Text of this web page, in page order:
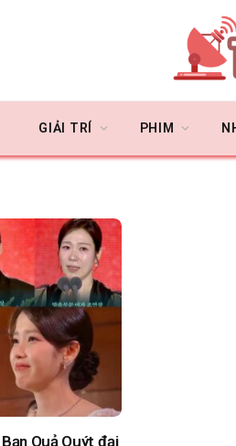
GIẢI TRÍ PHIM
Quả Quýt đại